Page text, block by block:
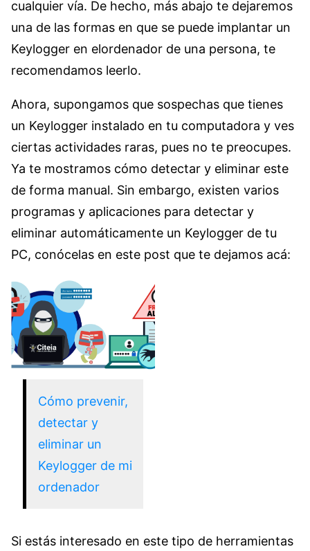
cualquier vía. De hecho, más abajo te dejaremos
una de las formas en que se puede implantar un
Keylogger en elordenador de una persona, te
recomendamos leerlo.
Ahora, supongamos que sospechas que tienes
un Keylogger instalado en tu computadora y ves
ciertas actividades raras, pues no te preocupes.
Ya te mostramos cómo detectar y eliminar este
de forma manual. Sin embargo, existen varios
programas y aplicaciones para detectar y
eliminar automáticamente un Keylogger de tu
PC, conócelas en este post que te dejamos acá:
Cómo prevenir,
detectar y
eliminar un
Keylogger de mi
ordenador
Si estás interesado en este tipo de herramientas